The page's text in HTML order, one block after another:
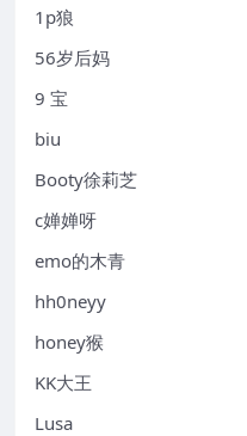
1p狼
56岁后妈
9 宝
biu
Booty徐莉芝
c婵婵呀
emo的木青
hh0neyy
honey猴
KK大王
Lusa